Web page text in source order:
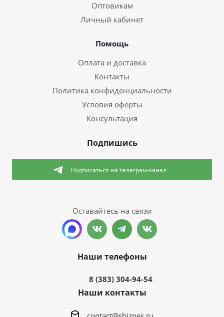
Оптовикам
Личный кабинет
Помощь
Оплата и доставка
Контакты
Политика конфиденциальности
Условия оферты
Консультация
Подпишись
Подписаться на телеграм-канал
Оставайтесь на связи
Наши телефоны
8 (383) 304-94-54
Наши контакты